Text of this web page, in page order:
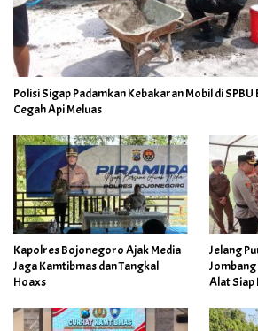
Polisi Sigap Padamkan Kebakaran Mobil di
Cegah Api Meluas
Kapolres Bojonegoro Ajak Media
Jaga Kamtibmas dan Tangkal
Hoaxs
Jelang
Alat Siap